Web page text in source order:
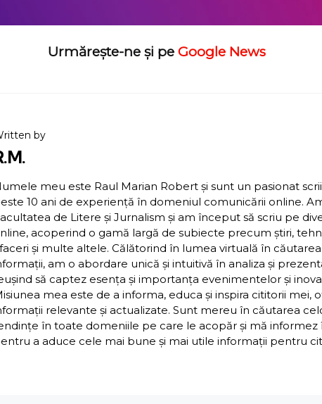
Urmărește-ne și pe Google News
by
meu este Raul Marian Robert și sunt un pasionat
10 ani de experiență în domeniul comunicării online.
de Litere și Jurnalism și am început să scriu pe
acoperind o gamă largă de subiecte precum știri,
și multe altele. Călătorind în lumea virtuală în
am o abordare unică și intuitivă în analiza și
să captez esența și importanța evenimentelor și
mea este de a informa, educa și inspira cititorii mei,
relevante și actualizate. Sunt mereu în căutarea
în toate domeniile pe care le acopăr și mă
a aduce cele mai bune și mai utile informații pentru